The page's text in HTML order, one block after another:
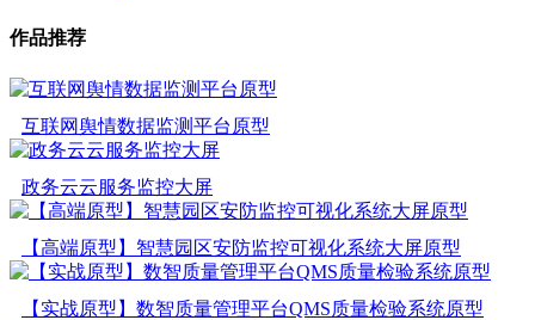
作品推荐
互联网舆情数据监测平台原型
政务云云服务监控大屏
【高端原型】智慧园区安防监控可视化系统大屏原型
【实战原型】数智质量管理平台QMS质量检验系统原型